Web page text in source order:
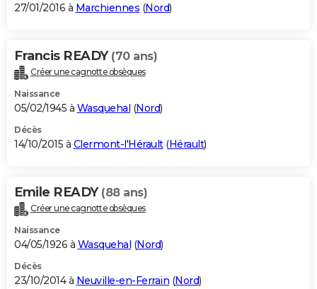
27/01/2016 à Marchiennes (Nord)
Francis READY (70 ans)
Créer une cagnotte obsèques
Naissance
05/02/1945 à Wasquehal (Nord)
Décès
14/10/2015 à Clermont-l'Hérault(Hérault)
Emile READY (88 ans)
Créer une cagnotte obsèques
Naissance
04/05/1926 à Wasquehal (Nord)
Décès
23/10/2014 à Neuville-en-Ferrain (Nord)